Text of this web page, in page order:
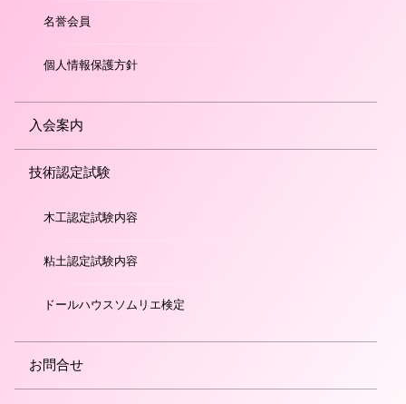
名誉会員
個人情報保護方針
入会案内
技術認定試験
木工認定試験内容
粘土認定試験内容
ドールハウスソムリエ検定
お問合せ